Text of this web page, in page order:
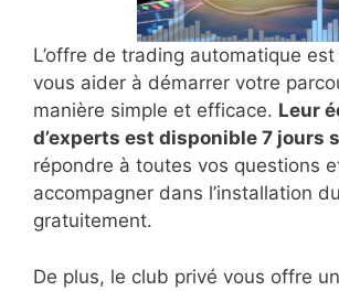
L’offre de trading automatique
vous aider à démarrer votre
manière simple et efficace. Leur
d’experts est disponible 7 jours
répondre à toutes vos questions
accompagner dans l’installation
gratuitement.
De plus, le club privé vous offre